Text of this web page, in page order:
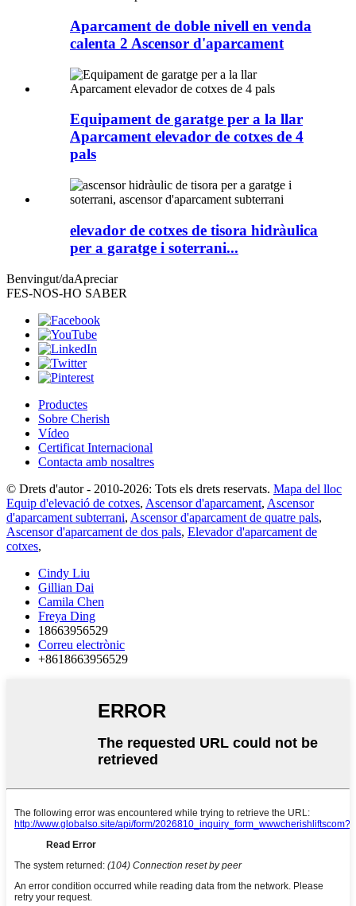
Aparcament de doble nivell en venda
calenta 2 Ascensor d'aparcament
Equipament de garatge per a la llar
Aparcament elevador de cotxes de 4
pals
elevador de cotxes de tisora ​​hidràulica
per a garatge i soterrani...
Benvingut/daApreciar
FES-NOS-HO SABER
Productes
Sobre Cherish
Vídeo
Certificat Internacional
Contacta amb nosaltres
© Drets d'autor - 2010-2026: Tots els drets reservats. Mapa del lloc
Equip d'elevació de cotxes, Ascensor d'aparcament, Ascensor
d'aparcament subterrani, Ascensor d'aparcament de quatre pals,
Ascensor d'aparcament de dos pals, Elevador d'aparcament de
cotxes,
Cindy Liu
Gillian Dai
Camila Chen
Freya Ding
18663956529
Correu electrònic
+8618663956529